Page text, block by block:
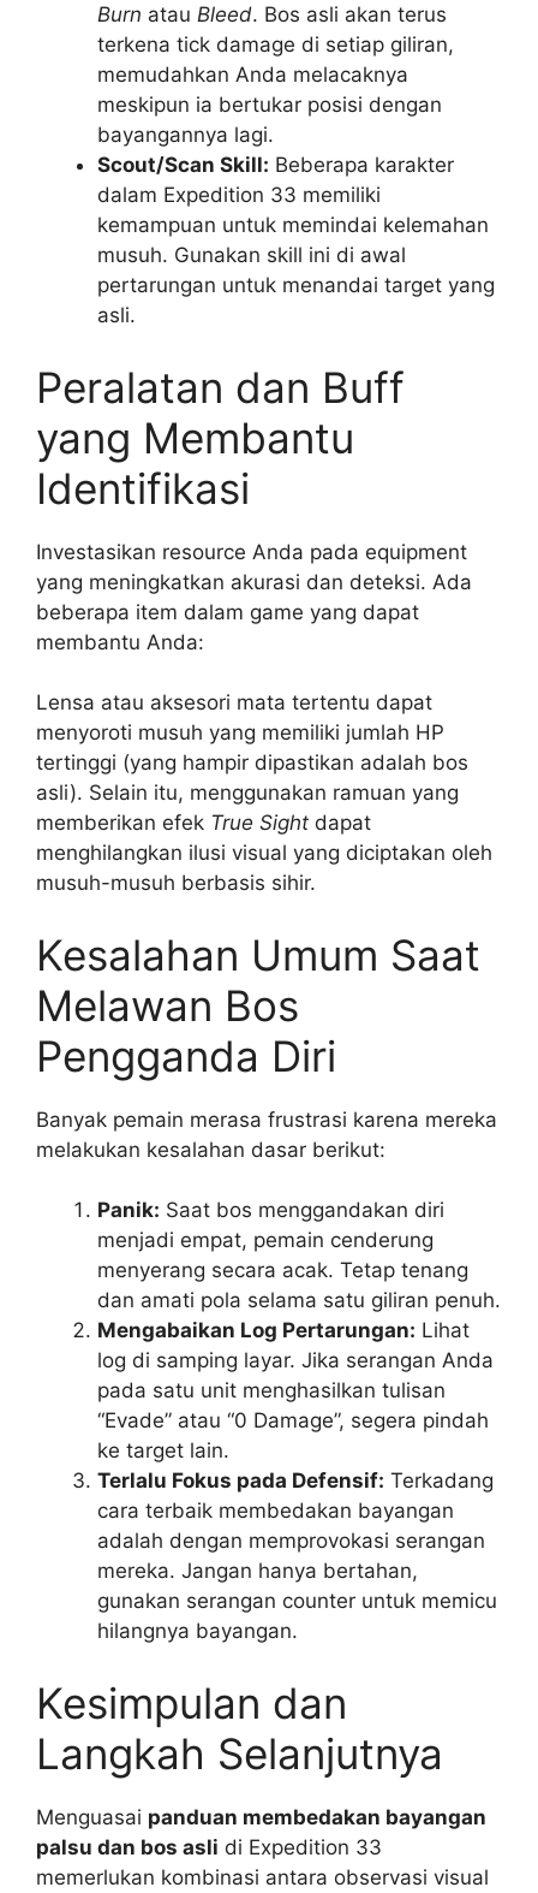
Burn atau Bleed. Bos asli akan terus
terkena tick damage di setiap giliran,
memudahkan Anda melacaknya
meskipun ia bertukar posisi dengan
bayangannya lagi.
Scout/Scan Skill: Beberapa karakter
dalam Expedition 33 memiliki
kemampuan untuk memindai kelemahan
musuh. Gunakan skill ini di awal
pertarungan untuk menandai target yang
asli.
Peralatan dan Buff
yang Membantu
Identifikasi
Investasikan resource Anda pada equipment
yang meningkatkan akurasi dan deteksi. Ada
beberapa item dalam game yang dapat
membantu Anda:
Lensa atau aksesori mata tertentu dapat
menyoroti musuh yang memiliki jumlah HP
tertinggi (yang hampir dipastikan adalah bos
asli). Selain itu, menggunakan ramuan yang
memberikan efek True Sight dapat
menghilangkan ilusi visual yang diciptakan oleh
musuh-musuh berbasis sihir.
Kesalahan Umum Saat
Melawan Bos
Pengganda Diri
Banyak pemain merasa frustrasi karena mereka
melakukan kesalahan dasar berikut:
Panik: Saat bos menggandakan diri
menjadi empat, pemain cenderung
menyerang secara acak. Tetap tenang
dan amati pola selama satu giliran penuh.
Mengabaikan Log Pertarungan: Lihat
log di samping layar. Jika serangan Anda
pada satu unit menghasilkan tulisan
“Evade” atau “0 Damage”, segera pindah
ke target lain.
Terlalu Fokus pada Defensif: Terkadang
cara terbaik membedakan bayangan
adalah dengan memprovokasi serangan
mereka. Jangan hanya bertahan,
gunakan serangan counter untuk memicu
hilangnya bayangan.
Kesimpulan dan
Langkah Selanjutnya
Menguasai panduan membedakan bayangan
palsu dan bos asli di Expedition 33
memerlukan kombinasi antara observasi visual